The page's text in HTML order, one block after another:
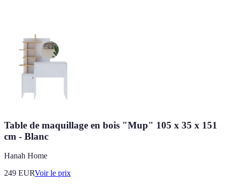
Table de maquillage en bois "Mup" 105 x 35 x 151
cm - Blanc
Hanah Home
249 EURVoir le prix